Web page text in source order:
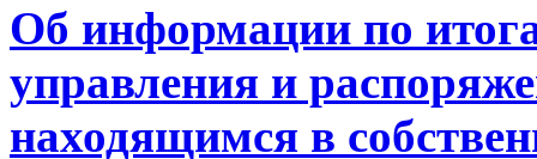
Об информации по
управления и
находящимся в